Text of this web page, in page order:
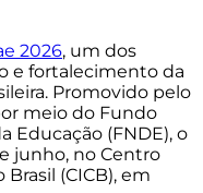
2026, um dos
e fortalecimento da
Promovido pelo
meio do Fundo
Educação (FNDE), o
junho, no Centro
(CICB), em